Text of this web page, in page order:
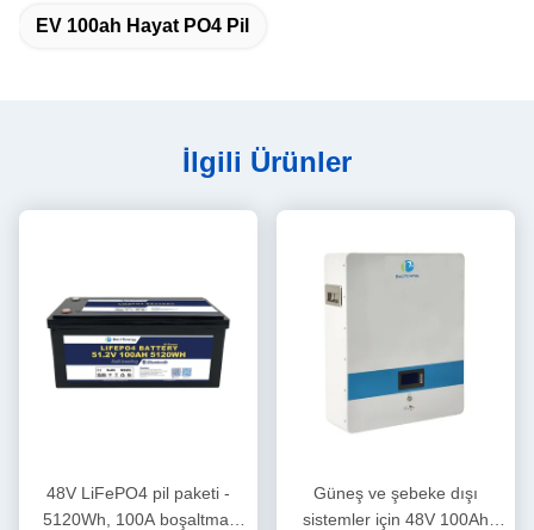
EV 100ah Hayat PO4 Pil
İlgili Ürünler
48V LiFePO4 pil paketi -
5120Wh, 100A boşaltma,
Güneş ve şebeke dışı
sistemler için 48V 100Ah